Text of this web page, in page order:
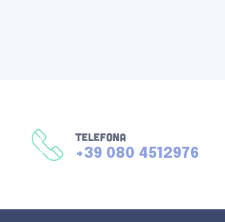
TELEFONA
+39 080 4512976